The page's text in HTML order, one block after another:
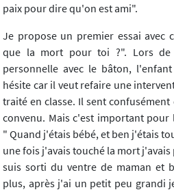
paix pour dire qu'on est ami".
Je propose un premier essai avec
que la mort pour toi ?". Lors de
personnelle avec le bâton,
hésite car il veut refaire une
traité en classe. Il sent
convenu. Mais c'est important
" Quand j'étais bébé, et ben j'étais
une fois j'avais touché la mort
suis sorti du ventre de maman et
plus, après j'ai un petit peu grandi